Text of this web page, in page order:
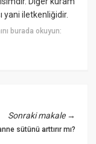
yani iletkenliğidir.
burada okuyun:
Sonraki makale→
sütünü arttırır mı?